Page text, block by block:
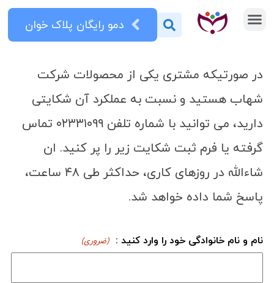
دمو رایگان پلاک خوان
در صورتیکه مشتری یکی از محصولات شرکت
شهاب هستید و نسبت به عملکرد آن شکایتی
دارید، می توانید با شماره تلفن ۰۲۳۳۱۰۹۹ تماس
گرفته یا فرم ثبت شکایت زیر را پر کنید. ان
شاءالله در روزهای کاری، حداکثر طی ۴۸ ساعت،
پاسخ شما داده خواهد شد.
نام و نام خانوادگی خود را وارد کنید : (ضروری)